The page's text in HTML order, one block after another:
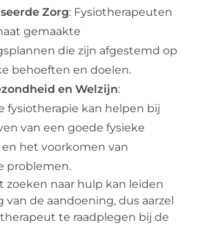
Zorg: Fysiotherapeuten
gemaakte
die zijn afgestemd op
behoeften en doelen.
en Welzijn:
fysiotherapie kan helpen bij
van een goede fysieke
het voorkomen van
problemen.
naar hulp kan leiden
de aandoening, dus aarzel
te raadplegen bij de